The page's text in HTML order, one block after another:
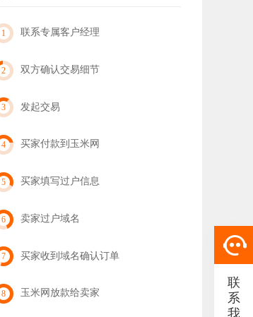
1 联系专属客户经理
2 双方确认交易细节
3 发起交易
4 买家付款到玉米网
5 买家填写过户信息
6 卖家过户域名
7 买家收到域名确认订单
8 玉米网放款给卖家
联
系
我